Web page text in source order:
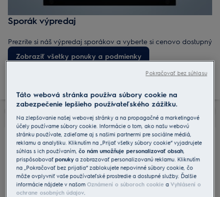
Sporák výpredaj
Prezrite si náš výpredaj sporákov a vyberte si cenovo dostupný
model do každej kuchyne. Nájdite lacnejšie sporáky,
dopredajové kusy a akčné ponuky – ideálna kombinácia
Zobraziť všetky ponuky a podmienky
Táto webová stránka používa súbory cookie na
zabezpečenie lepšieho používateľského zážitku.
Na zlepšovanie našej webovej stránky a na propagačné a marketingové
účely používame súbory cookie. Informácie o tom, ako našu webovú
stránku používate, zdieľame aj s našimi partnermi pre sociálne médiá,
reklamu a analytiku. Kliknutím na „Prijať všetky súbory cookie“ vyjadrujete
súhlas s ich používaním,čo nám umožňuje personalizovať obsah,
prispôsobovaťponuky a zobrazovať personalizovanú reklamu. Kliknutím
na „Pokračovať bez prijatia“ zablokujete nepovinné súbory cookie, čo
môže ovplyvniť vaše používateľské prostredie a dostupné služby. Ďalšie
informácie nájdete v našomOznámení o súboroch cookie a Vyhlásení o
ochrane osobných údajov.
Pokračovať bez súhlasu